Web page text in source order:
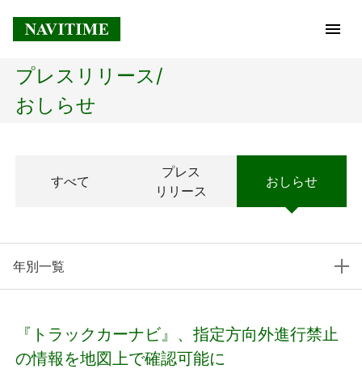
トップページ
経営理念
プレスリリース
プレスリリース/
おしらせ
すべて
プレス
リリース
おしらせ
年別一覧
『トラックカーナビ』、指定方向外進行禁止
の情報を地図上で確認可能に